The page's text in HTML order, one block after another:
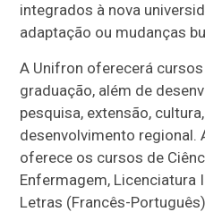
integrados à nova
adaptação ou mudanças
A Unifron oferecerá
graduação, além de
pesquisa, extensão,
desenvolvimento regional.
oferece os cursos de
Enfermagem, Licenciatura
Letras (Francês-